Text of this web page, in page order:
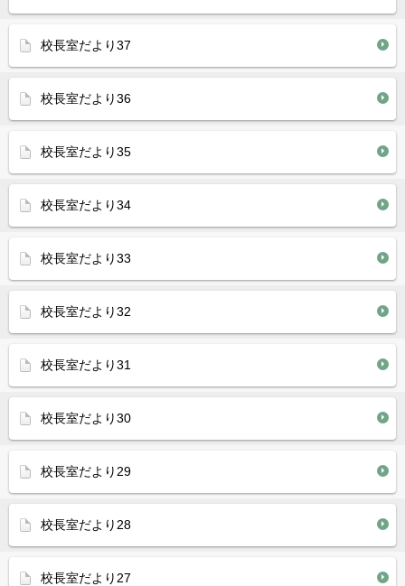
校長室だより37
校長室だより36
校長室だより35
校長室だより34
校長室だより33
校長室だより32
校長室だより31
校長室だより30
校長室だより29
校長室だより28
校長室だより27